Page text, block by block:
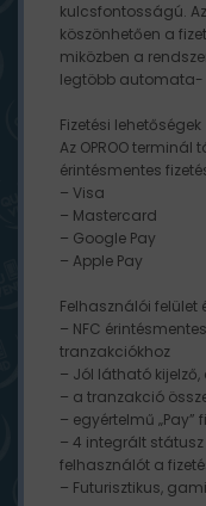
kulcsfontosságú.
köszönhetően a
miközben a
legtöbb automata-
Fizetési lehetőségek
Az OPROO
érintésmentes
– Visa
– Mastercard
– Google Pay
– Apple Pay
Felhasználói felület
– NFC
tranzakciókhoz
– Jól látható
– a tranzakció
– egyértelmű
– 4 integrált státusz
felhasználót a
– Futurisztikus,